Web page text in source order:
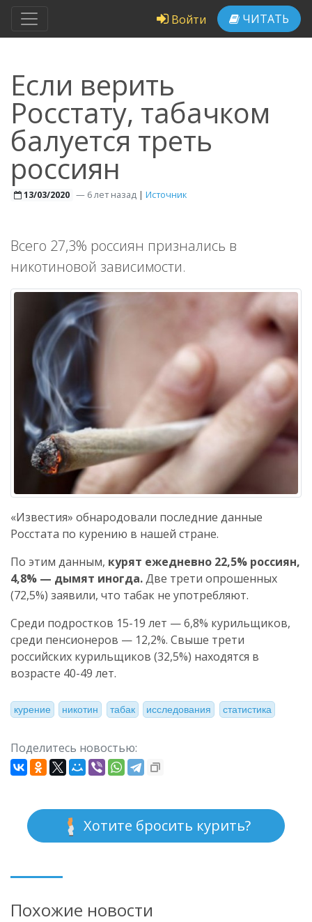
Войти ЧИТАТЬ
Если верить
Росстату, табачком
балуется треть
россиян
13/03/2020 —6 лет назад | Источник
Всего 27,3% россиян признались в
никотиновой зависимости.
«Известия» обнародовали последние данные
Росстата по курению в нашей стране.
По этим данным, курят ежедневно 22,5% россиян,
4,8% — дымят иногда.Две трети опрошенных
(72,5%) заявили, что табак не употребляют.
Среди подростков 15-19 лет — 6,8% курильщиков,
среди пенсионеров — 12,2%. Свыше трети
российских курильщиков (32,5%) находятся в
возрасте 40-49 лет.
курение никотин табак исследования статистика
Поделитесь новостью:
Хотите бросить курить?
Похожие новости